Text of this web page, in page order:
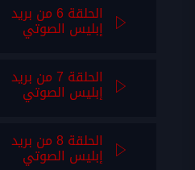
الحلقة 6 من بريد
إبليس الصوتي
الحلقة 7 من بريد
إبليس الصوتي
الحلقة 8 من بريد
إبليس الصوتي